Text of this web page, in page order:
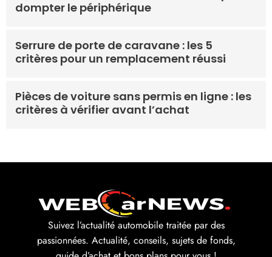
dompter le périphérique
Serrure de porte de caravane : les 5
critères pour un remplacement réussi
Pièces de voiture sans permis en ligne : les
critères à vérifier avant l’achat
Suivez l’actualité automobile traitée par des
passionnées. Actualité, conseils, sujets de fonds,